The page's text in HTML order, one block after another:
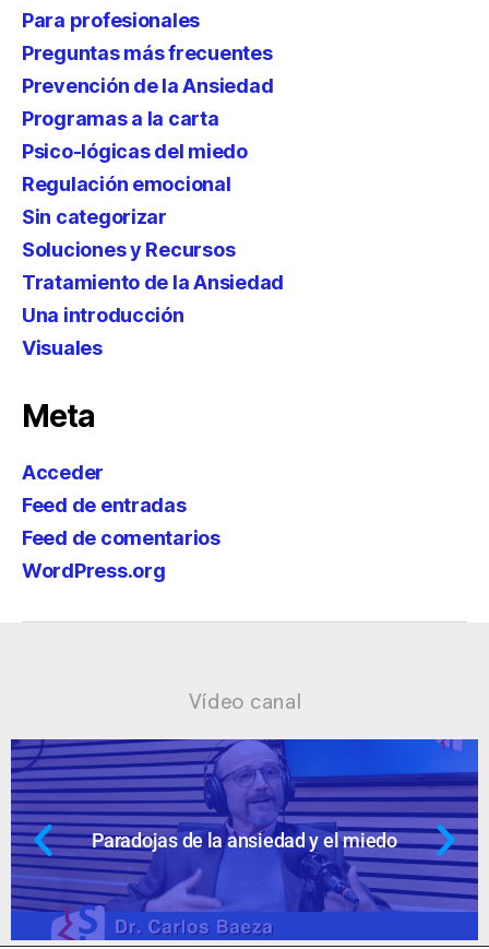
Para profesionales
Preguntas más frecuentes
Prevención de la Ansiedad
Programas a la carta
Psico-lógicas del miedo
Regulación emocional
Sin categorizar
Soluciones y Recursos
Tratamiento de la Ansiedad
Una introducción
Visuales
Meta
Acceder
Feed de entradas
Feed de comentarios
WordPress.org
Vídeo canal
Ansiedad: supuestos